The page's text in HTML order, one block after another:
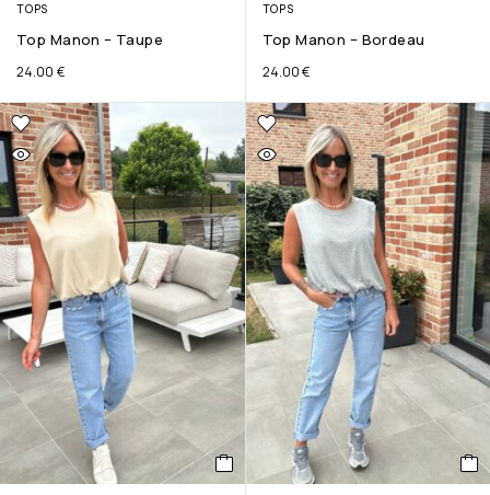
TOPS
Top Manon – Taupe
24.00 €
TOPS
Top Manon – Bordeau
24.00€